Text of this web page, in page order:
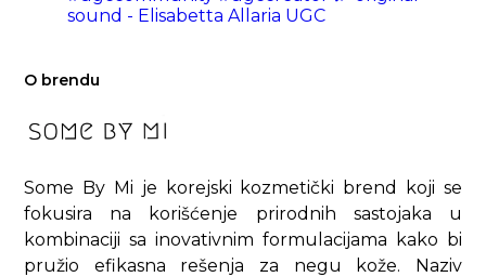
sound - Elisabetta Allaria UGC
O brendu
Some By Mi je korejski kozmetički brend koji se
fokusira na korišćenje prirodnih sastojaka u
kombinaciji sa inovativnim formulacijama kako bi
pružio efikasna rešenja za negu kože. Naziv